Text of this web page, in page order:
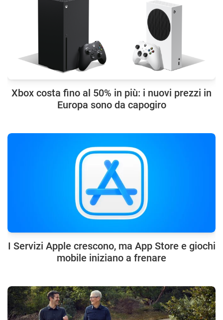
Xbox costa fino al 50% in più: i nuovi prezzi in
Europa sono da capogiro
I Servizi Apple crescono, ma App Store e giochi
mobile iniziano a frenare